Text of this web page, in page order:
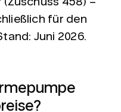
für den
Juni 2026.